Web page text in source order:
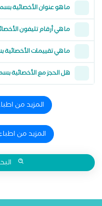
ما هو عنوان الأخصائية
ما هي أرقام تليفون
ما هي تقييمات
هل الحجز مع الأخصائية
المزيد من
المزيد من